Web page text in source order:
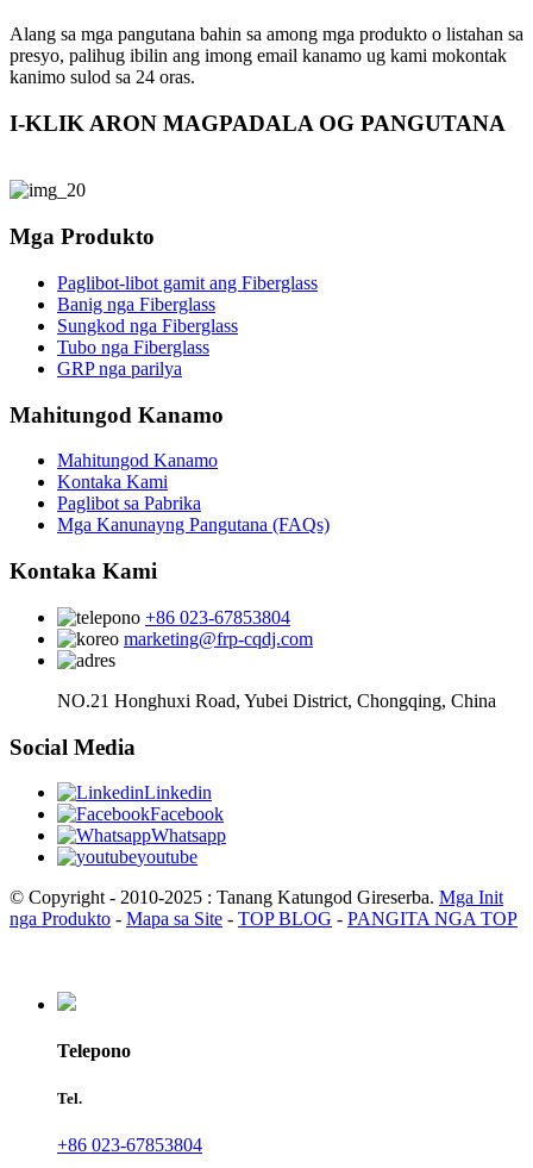
Alang sa mga pangutana bahin sa among mga produkto o listahan sa
presyo, palihug ibilin ang imong email kanamo ug kami mokontak
kanimo sulod sa 24 oras.
I-KLIK ARON MAGPADALA OG PANGUTANA
Mga Produkto
Paglibot-libot gamit ang Fiberglass
Banig nga Fiberglass
Sungkod nga Fiberglass
Tubo nga Fiberglass
GRP nga parilya
Mahitungod Kanamo
Mahitungod Kanamo
Kontaka Kami
Paglibot sa Pabrika
Mga Kanunayng Pangutana (FAQs)
Kontaka Kami
+86 023-67853804
marketing@frp-cqdj.com
NO.21 Honghuxi Road, Yubei District, Chongqing, China
Social Media
Linkedin
Facebook
Whatsapp
youtube
© Copyright - 2010-2025 : Tanang Katungod Gireserba. Mga Init
nga Produkto - Mapa sa Site - TOP BLOG - PANGITA NGA TOP
Telepono
Tel.
+86 023-67853804